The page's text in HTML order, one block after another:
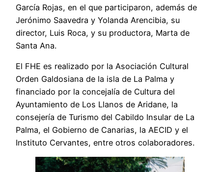
García Rojas, en el que participaron, además de
Jerónimo Saavedra y Yolanda Arencibia, su
director, Luis Roca, y su productora, Marta de
Santa Ana.
El FHE es realizado por la Asociación Cultural
Orden Galdosiana de la isla de La Palma y
financiado por la concejalía de Cultura del
Ayuntamiento de Los Llanos de Aridane, la
consejería de Turismo del Cabildo Insular de La
Palma, el Gobierno de Canarias, la AECID y el
Instituto Cervantes, entre otros colaboradores.